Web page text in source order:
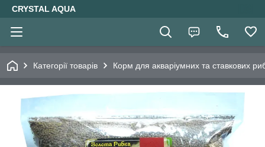
CRYSTAL AQUA
Категорії товарів Корм для акваріумних та ставкових